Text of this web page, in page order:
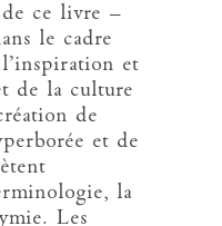
ce livre –
le cadre
et
de la culture
de
et de
la
Les